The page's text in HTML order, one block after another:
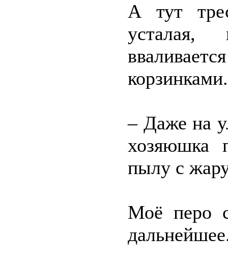
А тут
усталая,
корзинками.
– Даже на
хозяюшка
пылу с
Моё перо